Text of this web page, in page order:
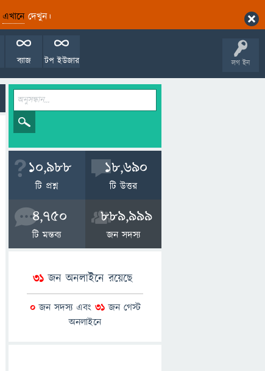
এখানেদেখুন।
লগ ইন
টপ ইউজার
ব্যাজ
10,988
টি প্রশ্ন
18,690
টি উত্তর
4,750
টি মন্তব্য
889,999
জন সদস্য
31জন অনলাইনে রয়েছে
0জন সদস্য এবং 31জন গেস্ট
অনলাইনে